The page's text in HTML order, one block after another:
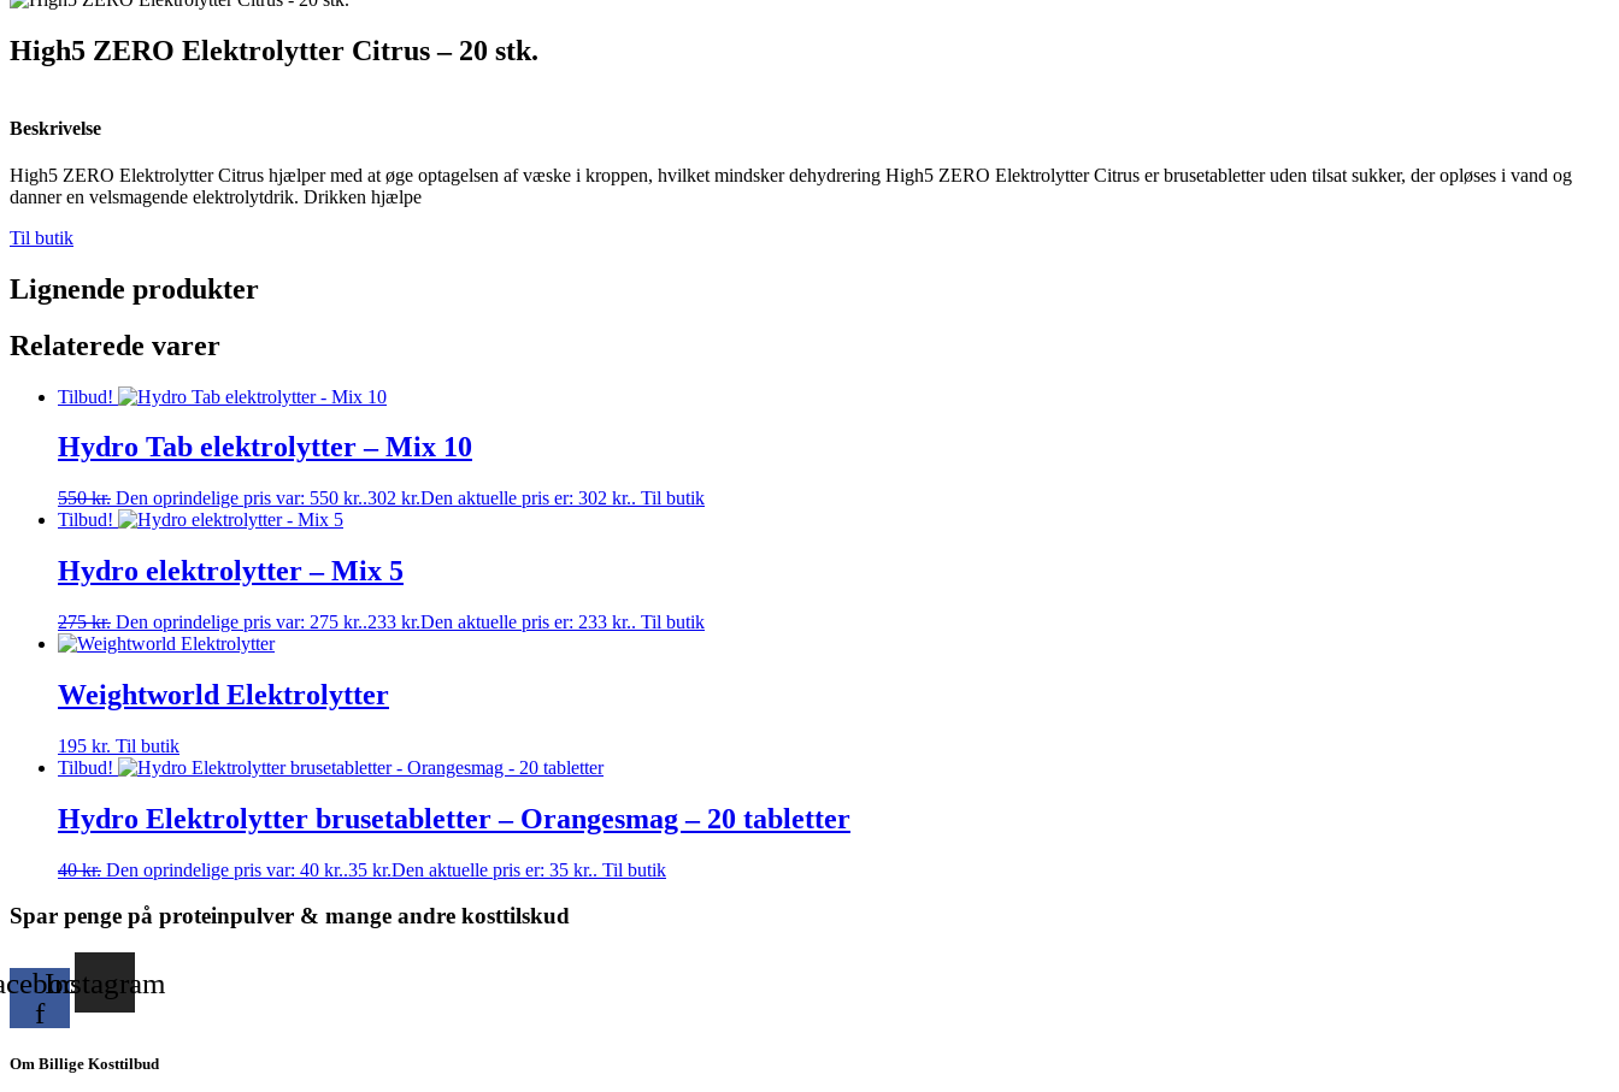
High5 ZERO Elektrolytter Citrus – 20 stk.
Beskrivelse
High5 ZERO Elektrolytter Citrus hjælper med at øge optagelsen af væske i kroppen, hvilket mindsker dehydrering High5 ZERO Elektrolytter Citrus er brusetabletter uden tilsat sukker, der opløses i vand og
danner en velsmagende elektrolytdrik. Drikken hjælpe
Til butik
Lignende produkter
Relaterede varer
Tilbud!
Hydro Tab elektrolytter – Mix 10
550kr. Den oprindelige pris var: 550 kr..302 kr.Den aktuelle pris er: 302 kr.. Til butik
Tilbud!
Hydro elektrolytter – Mix 5
275kr. Den oprindelige pris var: 275 kr..233 kr.Den aktuelle pris er: 233 kr.. Til butik
Weightworld Elektrolytter
195 kr. Til butik
Tilbud!
Hydro Elektrolytter brusetabletter – Orangesmag – 20 tabletter
40kr. Den oprindelige pris var: 40 kr..35 kr.Den aktuelle pris er: 35 kr.. Til butik
Spar penge på proteinpulver & mange andre kosttilskud
f
Instagram
Om Billige Kosttilbud